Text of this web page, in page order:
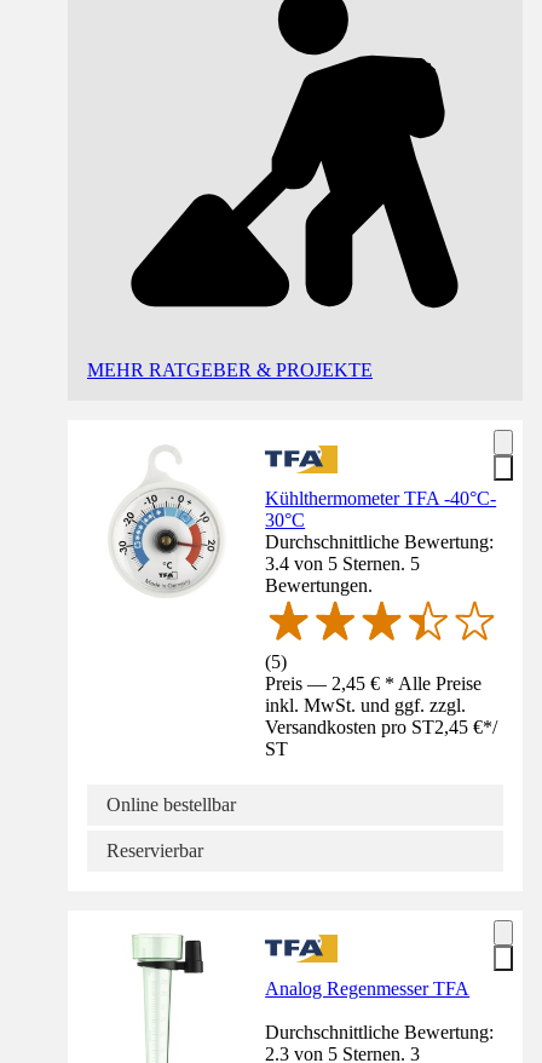
MEHR RATGEBER & PROJEKTE
Kühlthermometer TFA -40°C-
30°C
Durchschnittliche Bewertung:
3.4 von 5 Sternen. 5
Bewertungen.
(5)
Preis — 2,45 € * Alle Preise
inkl. MwSt. und ggf. zzgl.
Versandkosten pro ST2,45 €*/
ST
Online bestellbar
Reservierbar
Analog Regenmesser TFA
Durchschnittliche Bewertung:
2.3 von 5 Sternen. 3